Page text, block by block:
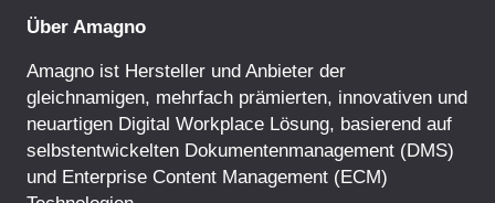
Über Amagno
Amagno ist Hersteller und Anbieter der
gleichnamigen, mehrfach prämierten, innovativen und
neuartigen Digital Workplace Lösung, basierend auf
selbstentwickelten Dokumentenmanagement (DMS)
und Enterprise Content Management (ECM)